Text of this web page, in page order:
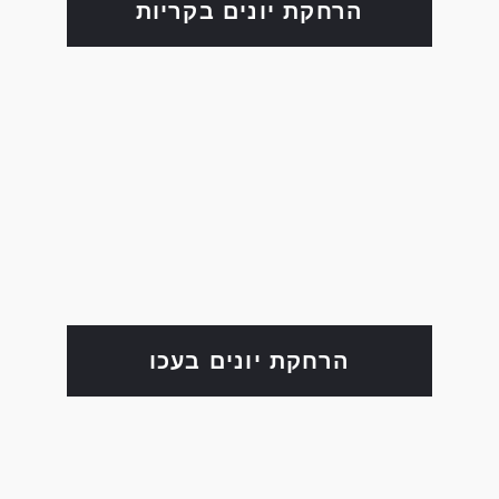
הרחקת יונים בקריות
הרחקת יונים בעכו